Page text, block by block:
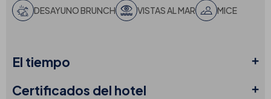
DESAYUNO BRUNCH VISTAS AL MAR MICE
El tiempo
Certificados del hotel